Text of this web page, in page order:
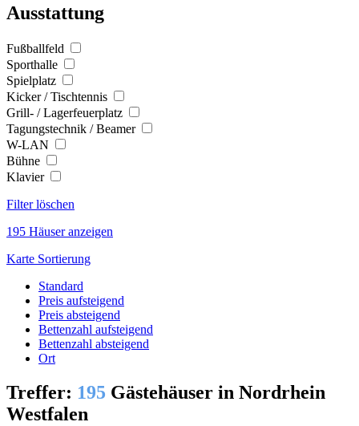
Ausstattung
Fußballfeld
Sporthalle
Spielplatz
Kicker / Tischtennis
Grill- / Lagerfeuerplatz
Tagungstechnik / Beamer
W-LAN
Bühne
Klavier
Filter löschen
195 Häuser anzeigen
Karte Sortierung
Standard
Preis aufsteigend
Preis absteigend
Bettenzahl aufsteigend
Bettenzahl absteigend
Ort
Treffer: 195 Gästehäuser in Nordrhein
Westfalen